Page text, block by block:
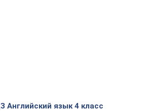
Английский язык 4 класс